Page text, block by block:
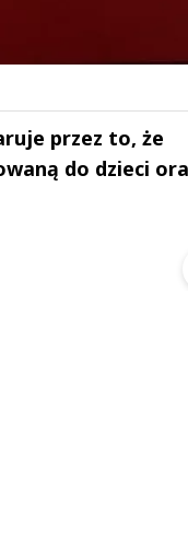
przez to, że
do dzieci